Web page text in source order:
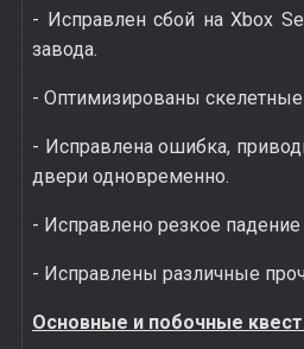
- Исправлен сбой на Xbox
завода.
- Оптимизированы скелетные
- Исправлена ошибка,
двери одновременно.
- Исправлено резкое
- Исправлены различные
Основные и побочные